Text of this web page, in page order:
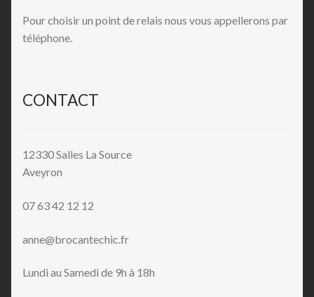
Pour choisir un point de relais nous vous appellerons par
téléphone.
CONTACT
12330 Salles La Source
Aveyron
07 63 42 12 12
anne@brocantechic.fr
Lundi au Samedi de 9h à 18h